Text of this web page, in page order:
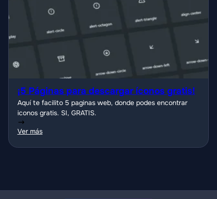
¡5 Páginas para descargar íconos gratis!
Aquí te facilito 5 paginas web, donde podes encontrar
iconos gratis. SI, GRATIS.
Ver más